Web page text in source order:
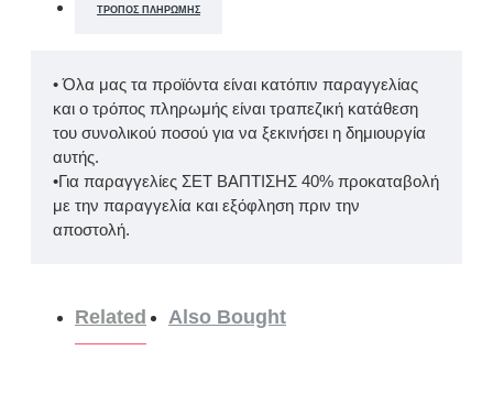
ΤΡΌΠΟΣ ΠΛΗΡΩΜΉΣ
• Όλα μας τα προϊόντα είναι κατόπιν παραγγελίας
και ο τρόπος πληρωμής είναι τραπεζική κατάθεση
του συνολικού ποσού για να ξεκινήσει η δημιουργία
αυτής.
•Για παραγγελίες ΣΕΤ ΒΑΠΤΙΣΗΣ 40% προκαταβολή
με την παραγγελία και εξόφληση πριν την
αποστολή.
Related Also Bought